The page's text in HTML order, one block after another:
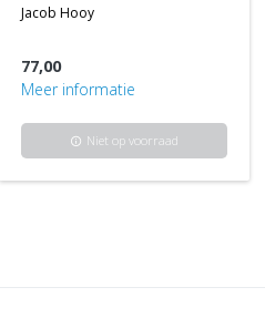
jacob hooy
77,00
Meer informatie
info Niet op voorraad